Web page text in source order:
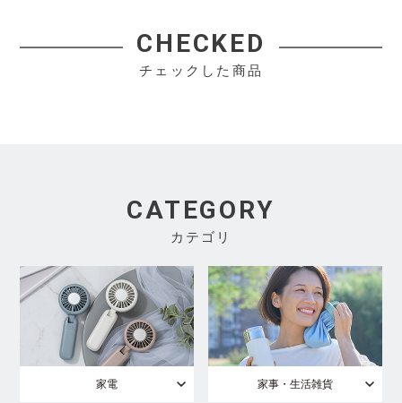
CHECKED
チェックした商品
CATEGORY
カテゴリ
家電 家事・生活雑貨